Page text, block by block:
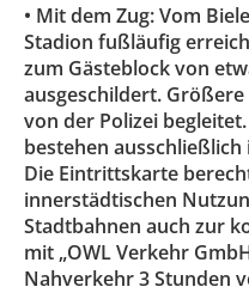
• Mit dem Zug: Vom
Stadion fußläufig
zum Gästeblock von
ausgeschildert.
von der Polizei
bestehen
Die Eintrittskarte
innerstädtischen
Stadtbahnen auch zur
mit „OWL Verkehr
Nahverkehr 3 Stunden